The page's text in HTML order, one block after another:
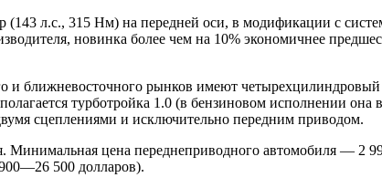
л.с., 315 Нм) на передней оси, в модификации с
новинка более чем на 10% экономичнее
и ближневосточного рынков имеют
турботройка 1.0 (в бензиновом исполнении
сцеплениями и исключительно передним приводом.
цена переднеприводного автомобиля — 2
500 долларов).